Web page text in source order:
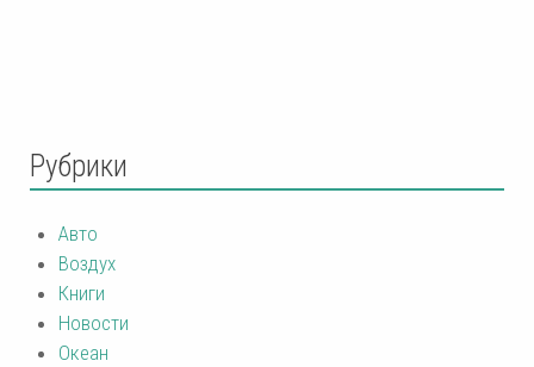
Рубрики
Авто
Воздух
Книги
Новости
Океан